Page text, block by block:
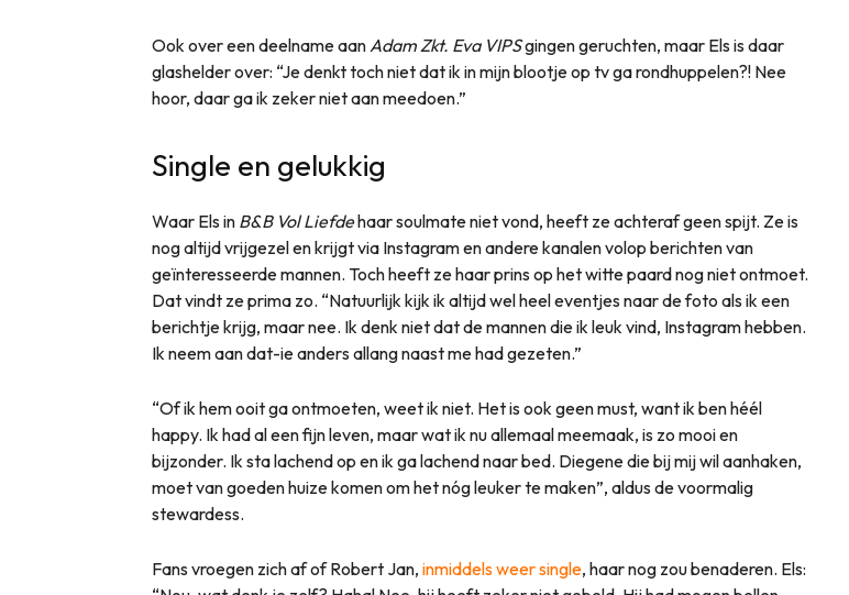
Ook over een deelname aanAdam Zkt. Eva VIPSgingen geruchten, maar Els is daar
glashelder over: “Je denkt toch niet dat ik in mijn blootje op tv ga rondhuppelen?! Nee
hoor, daar ga ik zeker niet aan meedoen.”
Single en gelukkig
Waar Els in B&B Vol Liefdehaar soulmate niet vond, heeft ze achteraf geen spijt. Ze is
nog altijd vrijgezel en krijgt via Instagram en andere kanalen volop berichten van
geïnteresseerde mannen. Toch heeft ze haar prins op het witte paard nog niet ontmoet.
Dat vindt ze prima zo. “Natuurlijk kijk ik altijd wel heel eventjes naar de foto als ik een
berichtje krijg, maar nee. Ik denk niet dat de mannen die ik leuk vind, Instagram hebben.
Ik neem aan dat-ie anders allang naast me had gezeten.”
“Of ik hem ooit ga ontmoeten, weet ik niet. Het is ook geen must, want ik ben héél
happy. Ik had al een fijn leven, maar wat ik nu allemaal meemaak, is zo mooi en
bijzonder. Ik sta lachend op en ik ga lachend naar bed. Diegene die bij mij wil aanhaken,
moet van goeden huize komen om het nóg leuker te maken”, aldus de voormalig
stewardess.
Fans vroegen zich af of Robert Jan, inmiddels weer single, haar nog zou benaderen. Els: